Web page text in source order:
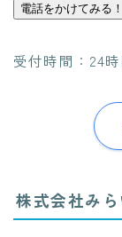
電話をかけてみる！
受付時間：24
株式会社み